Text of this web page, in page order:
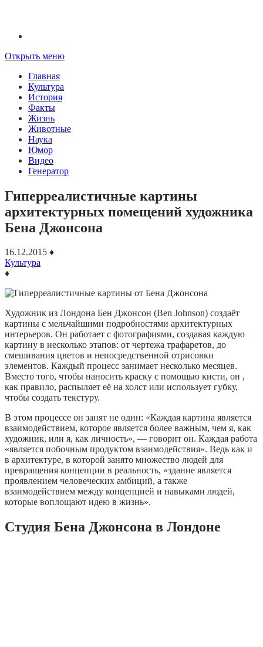
Открыть меню
Главная
Культура
История
Факты
Жизнь
Животные
Наука
Юмор
Видео
Генератор
Гиперреалистичные картины
архитектурных помещений художника
Бена Джонсона
16.12.2015 ♦
Культура
♦
Художник из Лондона Бен Джонсон (Ben Johnson) создаёт
картины с мельчайшими подробностями архитектурных
интерьеров. Он работает с фотографиями, создавая каждую
картину в несколько этапов: от чертежа трафаретов, до
смешивания цветов и непосредственной отрисовки
элементов. Каждый процесс занимает несколько месяцев.
Вместо того, чтобы наносить краску с помощью кисти, он ,
как правило, распыляет её на холст или использует губку,
чтобы создать текстуру.
В этом процессе он занят не один: «Каждая картина является
взаимодействием, которое является более важным, чем я, как
художник, или я, как личность», — говорит он. Каждая работа
«является побочным продуктом взаимодействия». Ведь как и
в архитектуре, в которой занято множество людей для
превращения концепции в реальность, «здание является
проявлением человеческих амбиций, а также
взаимодействием между концепцией и навыками людей,
которые воплощают идею в жизнь».
Студия Бена Джонсона в Лондоне